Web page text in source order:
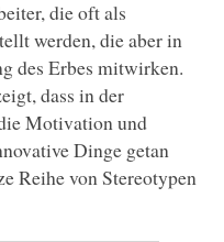
die oft als
werden, die aber in
des Erbes mitwirken.
dass in der
Motivation und
Dinge getan
Reihe von Stereotypen